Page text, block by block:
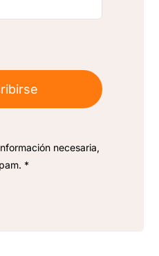
necesaria,
*